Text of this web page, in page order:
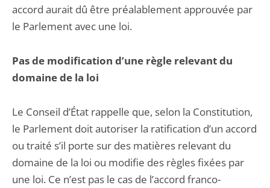
accord aurait dû être préalablement approuvée par
le Parlement avec une loi.
Pas de modification d’une règle relevant du
domaine de la loi
Le Conseil d’État rappelle que, selon la Constitution,
le Parlement doit autoriser la ratification d’un accord
ou traité s’il porte sur des matières relevant du
domaine de la loi ou modifie des règles fixées par
une loi. Ce n’est pas le cas de l’accord franco-